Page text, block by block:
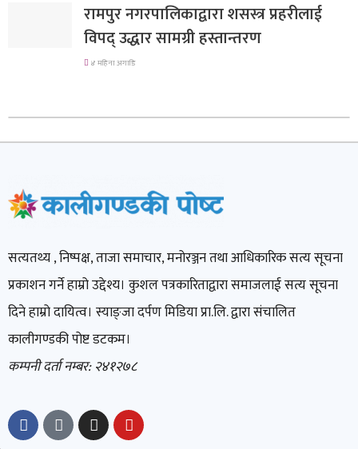
रामपुर नगरपालिकाद्वारा शसस्त्र प्रहरीलाई
विपद् उद्धार सामग्री हस्तान्तरण
४ महिना अगाडि
सत्यतथ्य , निष्पक्ष, ताजा समाचार, मनोरञ्जन तथा आधिकारिक सत्य सूचना
प्रकाशन गर्ने हाम्रो उद्देश्य। कुशल पत्रकारिताद्वारा समाजलाई सत्य सूचना
दिने हाम्रो दायित्व। स्याङ्जा दर्पण मिडिया प्रा.लि. द्वारा संचालित
कालीगण्डकी पोष्ट डटकम।
कम्पनी दर्ता नम्बर: २४१२७८